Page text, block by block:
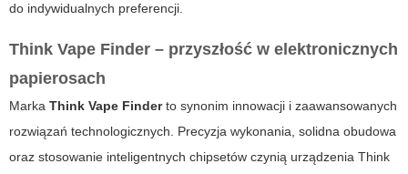
do indywidualnych preferencji.
Think Vape Finder – przyszłość w elektronicznych
papierosach
Marka Think Vape Finderto synonim innowacji i zaawansowanych
rozwiązań technologicznych. Precyzja wykonania, solidna obudowa
oraz stosowanie inteligentnych chipsetów czynią urządzenia Think